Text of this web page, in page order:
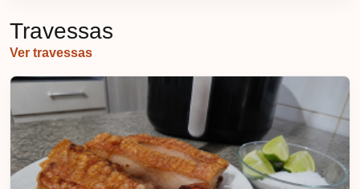
Travessas
Ver travessas